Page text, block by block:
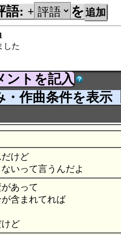
語: + を
した
ントを記入
・作曲条件を表示
けど
いって言うんだよ
あって
含まれてれば
ど